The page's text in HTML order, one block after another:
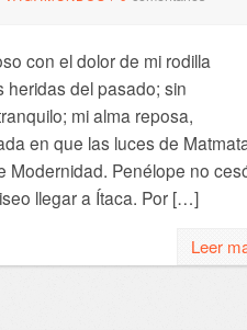
con el dolor de mi rodilla
del pasado; sin
mi alma reposa,
en que las luces de
Modernidad. Penélope no
llegar a Ítaca. Por […]
Leer